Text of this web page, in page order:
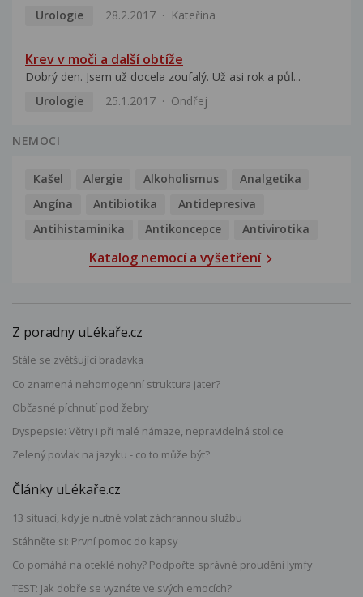
Urologie
28.2.2017 Kateřina
Krev v moči a další obtíže
Dobrý den. Jsem už docela zoufalý. Už asi rok a půl...
Urologie
25.1.2017 Ondřej
NEMOCI
Kašel Alergie Alkoholismus
Analgetika
Angína
Antibiotika
Antidepresiva
Antihistaminika
Antikoncepce Antivirotika
Katalog nemocí a vyšetření
Z poradny uLékaře.cz
Stále se zvětšující bradavka
Co znamená nehomogenní struktura jater?
Občasné píchnutí pod žebry
Dyspepsie: Větry i při malé námaze, nepravidelná stolice
Zelený povlak na jazyku - co to může být?
Články uLékaře.cz
13 situací, kdy je nutné volat záchrannou službu
Stáhněte si: První pomoc do kapsy
Co pomáhá na oteklé nohy? Podpořte správné proudění lymfy
TEST: Jak dobře se vyznáte ve svých emocích?